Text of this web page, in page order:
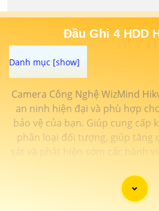
Đầu Ghi 4 HDD
Camera Công Nghệ WizMind
an ninh hiện đại và phù hợp
bảo vệ của bạn. Giúp cung cấp
phân loại đối tượng, giúp tăng
sát và phát hiện sớm các hành
hôm nay để bảo vệ an ninh
một cách tối ưu và